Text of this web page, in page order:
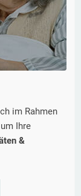
im Rahmen
um Ihre
&